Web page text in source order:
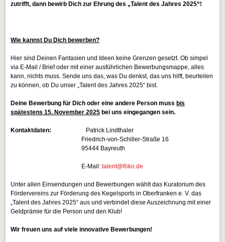
zutrifft, dann bewirb Dich zur Ehrung des „Talent des Jahres 2025“!
Wie kannst Du Dich bewerben?
Hier sind Deinen Fantasien und Ideen keine Grenzen gesetzt. Ob simpel
via E-Mail / Brief oder mit einer ausführlichen Bewerbungsmappe, alles
kann, nichts muss. Sende uns das, was Du denkst, das uns hilft, beurteilen
zu können, ob Du unser „Talent des Jahres 2025“ bist.
Deine Bewerbung für Dich oder eine andere Person muss bis
spätestens 15. November 2025 bei uns eingegangen sein.
Kontaktdaten:
Patrick Lindthaler
Friedrich-von-Schiller-Straße 16
95444 Bayreuth
E-Mail:talent@föko.de
Unter allen Einsendungen und Bewerbungen wählt das Kuratorium des
Fördervereins zur Förderung des Kegelsports in Oberfranken e. V. das
„Talent des Jahres 2025“ aus und verbindet diese Auszeichnung mit einer
Geldprämie für die Person und den Klub!
Wir freuen uns auf viele innovative Bewerbungen!